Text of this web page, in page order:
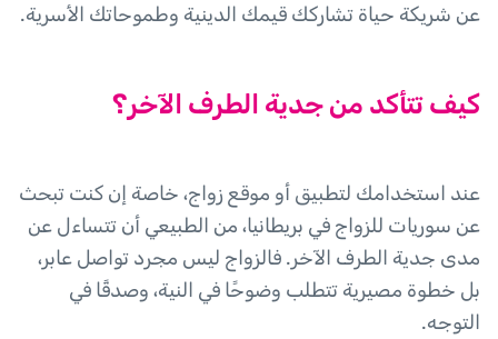
عن شريكة حياة تشاركك قيمك الدينية وطموحاتك الأسرية.
كيف تتأكد من جدية الطرف الآخر؟
عند استخدامك لتطبيق أو موقع زواج، خاصة إن كنت تبحث
عن سوريات للزواج في بريطانيا، من الطبيعي أن تتساءل عن
مدى جدية الطرف الآخر. فالزواج ليس مجرد تواصل عابر،
بل خطوة مصيرية تتطلب وضوحًا في النية، وصدقًا في
التوجه.